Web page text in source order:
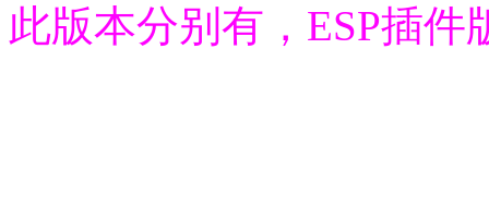
此版本分别有，ESP插